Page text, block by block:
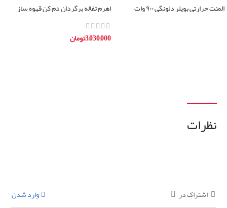
المنت حرارتی بویلر دلونگی ۹۰۰ وات
اهرم تفاله برگردان دم کن قهوه ساز
دلونگی
3,030,000تومان
نظرات
اشتراک در وارد شدن